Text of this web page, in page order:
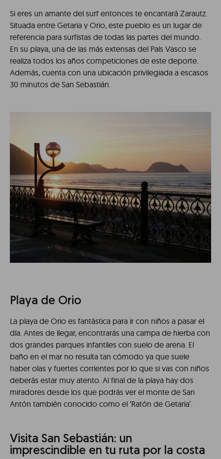
Si eres un amante del surf entonces te encantará Zarautz.
Situada entre Getaria y Orio, este pueblo es un lugar de
referencia para surfistas de todas las partes del mundo.
En su playa, una de las más extensas del País Vasco se
realiza todos los años competiciones de este deporte.
Además, cuenta con una ubicación privilegiada a escasos
30 minutos de San Sebastián.
Playa de Orio
La playa de Orio es fantástica para ir con niños a pasar el
día. Antes de llegar, encontrarás una campa de hierba con
dos grandes parques infantiles con suelo de arena. El
baño en el mar no resulta tan cómodo ya que suele
haber olas y fuertes corrientes por lo que si vas con niños
deberás estar muy atento. Al final de la playa hay dos
miradores desde los que podrás ver el monte de San
Antón también conocido como el ‘Ratón de Getaria’.
Visita San Sebastián: un
imprescindible en tu ruta por la costa